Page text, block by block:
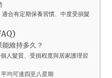
合有定期保養習慣、中度受損髮
維持多久？
人髮質、受損程度與居家護理習
均可達四至八星期